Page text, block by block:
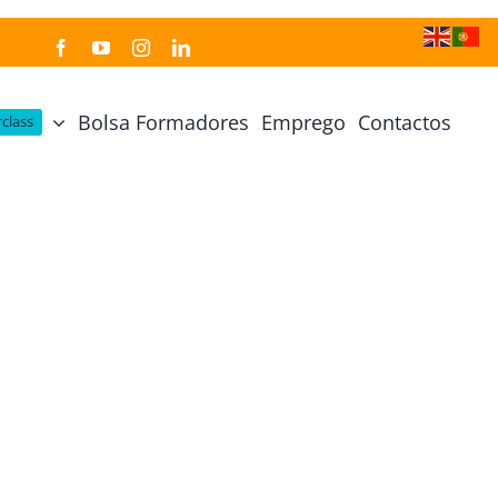
Bolsa Formadores Emprego Contactos